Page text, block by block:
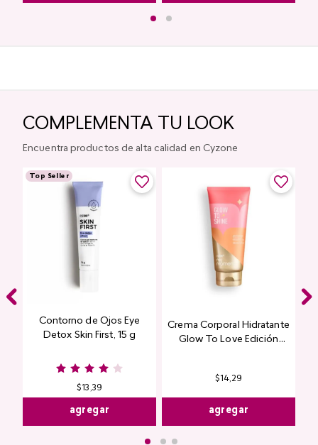
COMPLEMENTA TU LOOK
Encuentra productos de alta calidad en Cyzone
Top Seller
Contorno de Ojos Eye
Detox Skin First, 15 g
$13,39
agregar
Crema Corporal Hidratante
Glow To Love Edición
$14,29
agregar